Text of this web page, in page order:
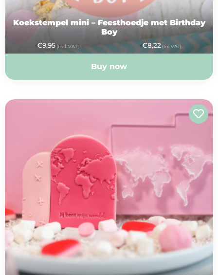
Koekstempel mini – Feesthoedje met Birthday
Boy
€9,95 (incl. VAT) €8,22 (ex. VAT)
Buy now